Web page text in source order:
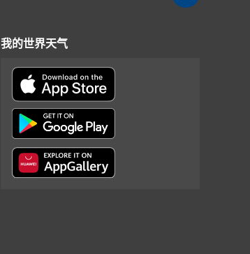
我的世界天气